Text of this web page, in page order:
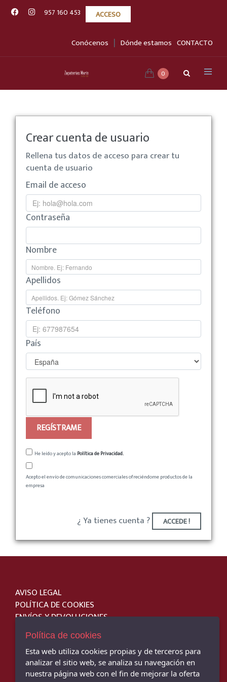
957 160 453 ACCESO
Conócenos | Dónde estamos CONTACTO
0
Crear cuenta de usuario
Rellena tus datos de acceso para crear tu
cuenta de usuario
Email de acceso
Contraseña
Nombre
Apellidos
Teléfono
País
REGÍSTRAME
He leído y acepto la Política de Privacidad.
Acepto el envío de comunicaciones comerciales ofreciéndome productos de la
empresa
¿ Ya tienes cuenta ? ACCEDE !
AVISO LEGAL
POLÍTICA DE COOKIES
ENVÍOS Y DEVOLUCIONES
PAGO SEGURO
JM SPORT - TIENDA DE DEPORTES - C/ Cervantes, 31, Montoro - 14600
Política de cookies
Esta web utiliza cookies propias y de terceros para
analizar el sitio web, se analiza su navegación en
nuestra página web con el fin de mejorar la oferta